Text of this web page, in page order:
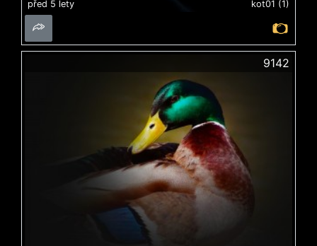
před 5 lety kot01 (1)
9142